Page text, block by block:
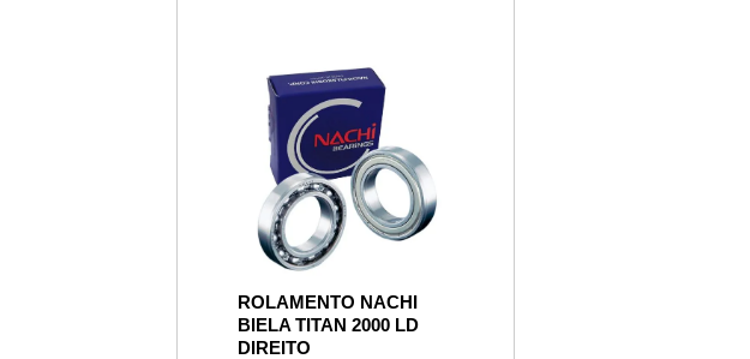
ROLAMENTO NACHI
BIELA TITAN 2000 LD
DIREITO